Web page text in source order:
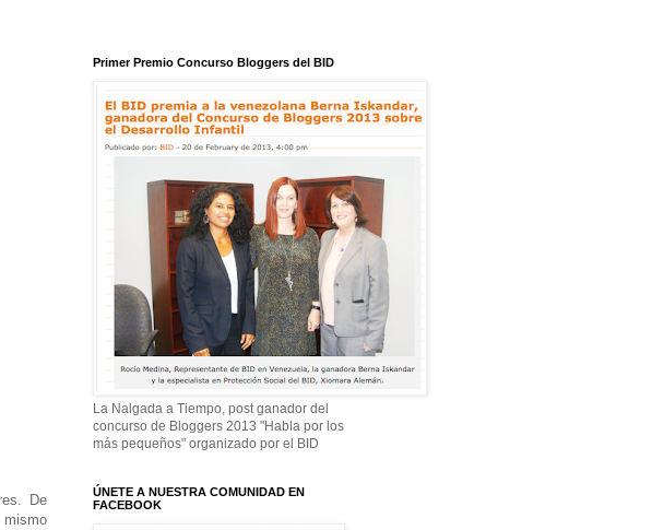
De
Primer Premio Concurso Bloggers del BID
La Nalgada a Tiempo, post ganador del
concurso de Bloggers 2013 "Habla por los
más pequeños" organizado por el BID
ÚNETE A NUESTRA COMUNIDAD EN
FACEBOOK